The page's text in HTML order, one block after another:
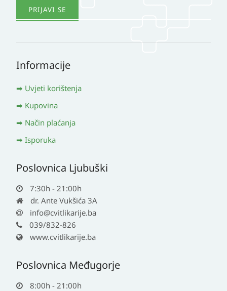
Informacije
Uvjeti korištenja
Kupovina
Način plaćanja
Isporuka
Poslovnica Ljubuški
7:30h - 21:00h
dr. Ante Vukšića 3A
info@cvitlikarije.ba
039/832-826
www.cvitlikarije.ba
Poslovnica Međugorje
8:00h - 21:00h